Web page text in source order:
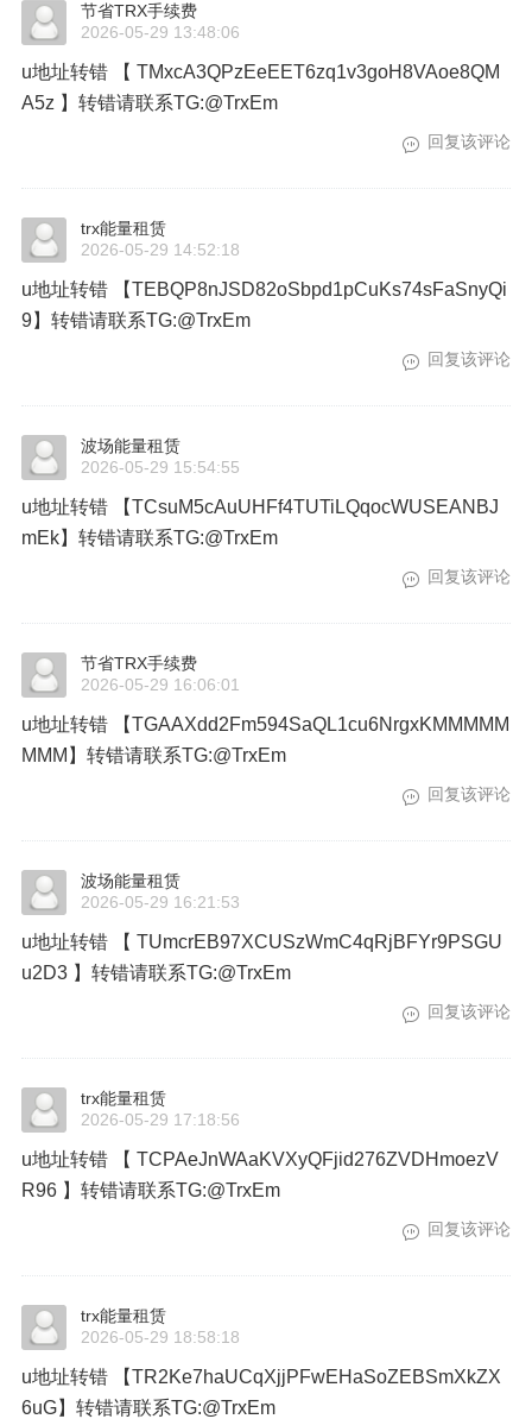
节省TRX手续费
2026-05-29 13:48:06
u地址转错 【 TMxcA3QPzEeEET6zq1v3goH8VAoe8QM
A5z 】转错请联系TG:@TrxEm
回复该评论
trx能量租赁
2026-05-29 14:52:18
u地址转错 【TEBQP8nJSD82oSbpd1pCuKs74sFaSnyQi
9】转错请联系TG:@TrxEm
回复该评论
波场能量租赁
2026-05-29 15:54:55
u地址转错 【TCsuM5cAuUHFf4TUTiLQqocWUSEANBJ
mEk】转错请联系TG:@TrxEm
回复该评论
节省TRX手续费
2026-05-29 16:06:01
u地址转错 【TGAAXdd2Fm594SaQL1cu6NrgxKMMMMM
MMM】转错请联系TG:@TrxEm
回复该评论
波场能量租赁
2026-05-29 16:21:53
u地址转错 【 TUmcrEB97XCUSzWmC4qRjBFYr9PSGU
u2D3 】转错请联系TG:@TrxEm
回复该评论
trx能量租赁
2026-05-29 17:18:56
u地址转错 【 TCPAeJnWAaKVXyQFjid276ZVDHmoezV
R96 】转错请联系TG:@TrxEm
回复该评论
trx能量租赁
2026-05-29 18:58:18
u地址转错 【TR2Ke7haUCqXjjPFwEHaSoZEBSmXkZX
6uG】转错请联系TG:@TrxEm